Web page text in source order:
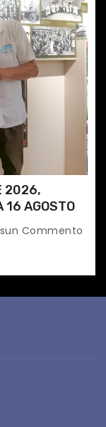
2026,
16 AGOSTO
Commento